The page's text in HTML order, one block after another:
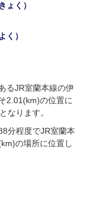
ょく）
く）
るJR室蘭本線の伊
2.01(km)の位置に
なります。
分程度でJR室蘭本
の場所に位置し